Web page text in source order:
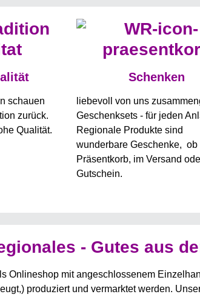
schauen
zurück.
Qualität.
Schenken
liebevoll von uns
Geschenksets - für jeden
Regionale Produkte sind
wunderbare Geschenke, ob
Präsentkorb, im Versand
Gutschein.
- Gutes aus
Onlineshop mit angeschlossenem
produziert und vermarktet werden.